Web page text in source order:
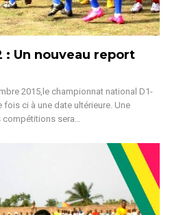
: Un nouveau report
2015,le championnat national D1-
fois ci à une date ultérieure. Une
sera…